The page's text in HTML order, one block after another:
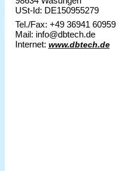
USt-Id: DE150955279
Tel./Fax: +49 36941 60959
Mail: info@dbtech.de
Internet: www.dbtech.de